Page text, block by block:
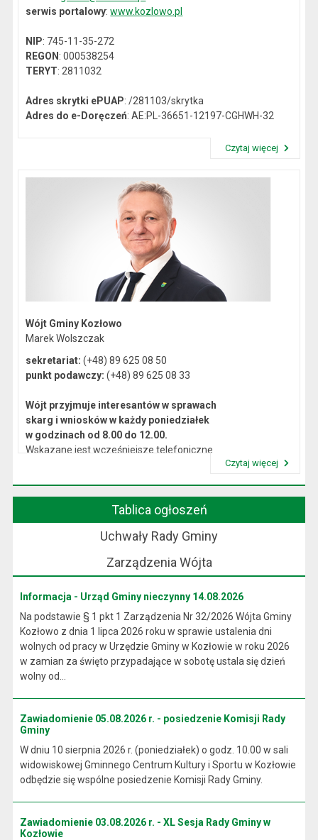
serwis portalowy:www.kozlowo.pl
NIP: 745-11-35-272
REGON: 000538254
TERYT: 2811032
Adres skrytki ePUAP: /281103/skrytka
Adres do e-Doręczeń: AE:PL-36651-12197-CGHWH-32
Czytaj więcej
Wójt Gminy Kozłowo
Marek Wolszczak
sekretariat: (+48) 89 625 08 50
punkt podawczy: (+48) 89 625 08 33
Wójt przyjmuje interesantów w sprawach
skarg i wniosków w każdy poniedziałek
w godzinach od 8.00 do 12.00.
Wskazane jest wcześniejsze telefoniczne
Czytaj więcej
Tablica ogłoszeń
Uchwały Rady Gminy
Zarządzenia Wójta
Informacja - Urząd Gminy nieczynny 14.08.2026
Na podstawie § 1 pkt 1 Zarządzenia Nr 32/2026 Wójta Gminy
Kozłowo z dnia 1 lipca 2026 roku w sprawie ustalenia dni
wolnych od pracy w Urzędzie Gminy w Kozłowie w roku 2026
w zamian za święto przypadające w sobotę ustala się dzień
wolny od...
Zawiadomienie 05.08.2026 r. - posiedzenie Komisji Rady
Gminy
W dniu 10 sierpnia 2026 r. (poniedziałek) o godz. 10.00 w sali
widowiskowej Gminnego Centrum Kultury i Sportu w Kozłowie
odbędzie się wspólne posiedzenie Komisji Rady Gminy.
Zawiadomienie 03.08.2026 r. - XL Sesja Rady Gminy w
Kozłowie